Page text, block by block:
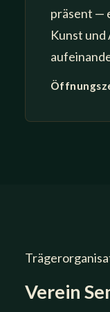
präsent —
Kunst und
Verein